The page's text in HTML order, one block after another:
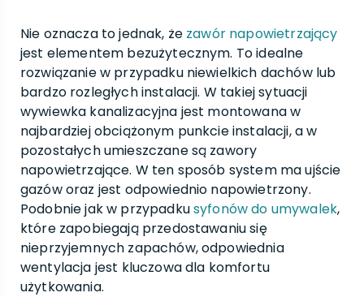
Nie oznacza to jednak, że zawór napowietrzający
jest elementem bezużytecznym. To idealne
rozwiązanie w przypadku niewielkich dachów lub
bardzo rozległych instalacji. W takiej sytuacji
wywiewka kanalizacyjna jest montowana w
najbardziej obciążonym punkcie instalacji, a w
pozostałych umieszczane są zawory
napowietrzające. W ten sposób system ma ujście
gazów oraz jest odpowiednio napowietrzony.
Podobnie jak w przypadkusyfonów do umywalek,
które zapobiegają przedostawaniu się
nieprzyjemnych zapachów, odpowiednia
wentylacja jest kluczowa dla komfortu
użytkowania.